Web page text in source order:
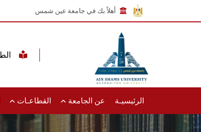
أهلاً بك في جامعة عين شمس
الرئيسيـة عن الجامعة القطاعـات